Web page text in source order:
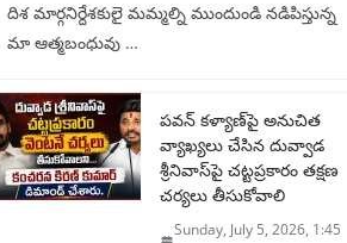
దిశ మార్గనిర్దేశకులై మమ్మల్ని ముందుండి నడిపిస్తున్న
మా ఆత్మబంధువు …
పవన్ కళ్యాణ్‌పై అనుచిత
వ్యాఖ్యలు చేసిన దువ్వాడ
శ్రీనివాస్‌పై చట్టప్రకారం తక్షణ
చర్యలు తీసుకోవాలి
Sunday, July 5, 2026, 1:45